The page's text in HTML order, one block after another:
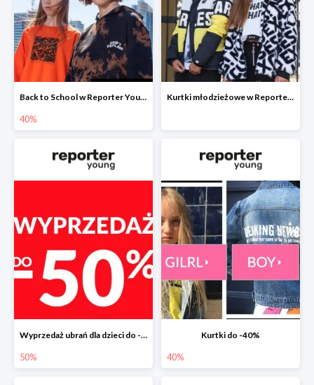
Back to School w Reporter Young - drugi produkt -40%
40%
Kurtki młodzieżowe w Reporter Young -20%
Wyprzedaż ubrań dla dzieci do -50%
50%
Kurtki do -40%
40%